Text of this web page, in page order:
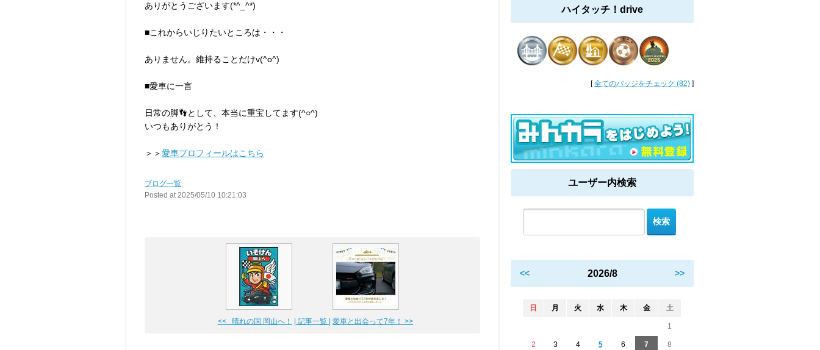
ありがとうございます(*^_^*)
■これからいじりたいところは・・・
ありません。維持ることだけv(^o^)
■愛車に一言
日常の脚👣として、本当に重宝してます(^○^)
いつもありがとう！
＞＞愛車プロフィールはこちら
ブログ一覧
Posted at 2025/05/10 10:21:03
<< 晴れの国 岡山へ！ | 記事一覧 | 愛車と出会って7年！ >>
ハイタッチ！drive
[全てのバッジをチェック (82) ]
ユーザー内検索
<< 2026/8 >>
日 月 火 水 木 金 土
1
2 3 4 5 6 7 8